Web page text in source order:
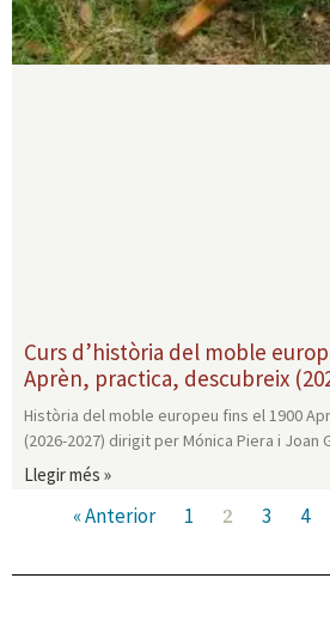
Curs d’història del moble
Aprèn, practica, descubreix
Història del moble europeu fins el 1900
(2026-2027) dirigit per Mónica Piera i Joan
Llegir més »
« Anterior 1 2 3 4